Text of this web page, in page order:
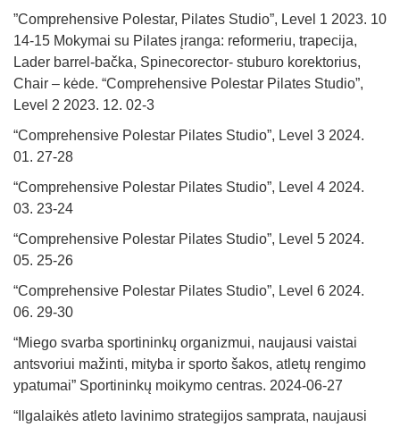
”Comprehensive Polestar, Pilates Studio”, Level 1 2023. 10
14-15 Mokymai su Pilates įranga: reformeriu, trapecija,
Lader barrel-bačka, Spinecorector- stuburo korektorius,
Chair – kėde. “Comprehensive Polestar Pilates Studio”,
Level 2 2023. 12. 02-3
“Comprehensive Polestar Pilates Studio”, Level 3 2024.
01. 27-28
“Comprehensive Polestar Pilates Studio”, Level 4 2024.
03. 23-24
“Comprehensive Polestar Pilates Studio”, Level 5 2024.
05. 25-26
“Comprehensive Polestar Pilates Studio”, Level 6 2024.
06. 29-30
“Miego svarba sportininkų organizmui, naujausi vaistai
antsvoriui mažinti, mityba ir sporto šakos, atletų rengimo
ypatumai” Sportininkų moikymo centras. 2024-06-27
“Ilgalaikės atleto lavinimo strategijos samprata, naujausi